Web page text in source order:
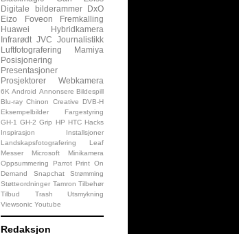
Digitale bilderammer
DxO
Eizo
Foveon
Fremkalling
Huawei
Hybridkamera
Infrarødt JVC
Journalistikk
Luftfotografering
Mamiya
Posisjonering
Presentasjoner
Prosjektorer
Webkamera
6K Android Annonsere Bildespill
Blu-ray Chinon Creative
DVB-H
Eksempelbilder
Fargestyring
GH-1 GH-2 Grip HP HTC Hacks
Inspirasjon
Installsjoner
Landskapsfotografering
Leaf
Messer
Microsoft
Minikamera
Oppsummering
Parrot Print On
Demand
Snapchat
Strømming
Støtteordninger Tamron Tilbehør
Tilbud
Trash
Utsmykning
Viewsonic Youtube
Redaksjon